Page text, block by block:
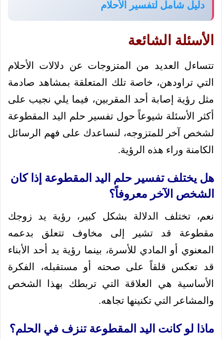
دليل شامل لتفسير الأحلام
الأسئلة الشائعة
تتساءل العديد من المتزوجات عن دلالات الأحلام
التي تراودهن، خاصة تلك المتعلقة بمشاهد صادمة
مثل رؤية إصابة أحد المقربين، فيما يلي نجيب على
أكثر الأسئلة شيوعاً حول تفسير حلم اليد المقطوعة
لشخص آخر للمتزوجه، لنساعدك على فهم الرسائل
الكامنة وراء هذه الرؤية.
هل يختلف تفسير حلم اليد المقطوعة إذا كان
الشخص الآخر معروفاً؟
نعم، تختلف الدلالة بشكل كبير، رؤية يد زوجك
مقطوعة قد تشير إلى مخاوف تتعلق بدعمه
المعنوي أو المادي للأسرة، بينما رؤية يد أحد الأبناء
قد تعكس قلقاً على صحته أو مستقبله، الفكرة
الأساسية هي العلاقة التي تربطك بهذا الشخص
والمشاعر التي تكنينها تجاهه.
ماذا لو كانت اليد المقطوعة تنزف في الحلم؟